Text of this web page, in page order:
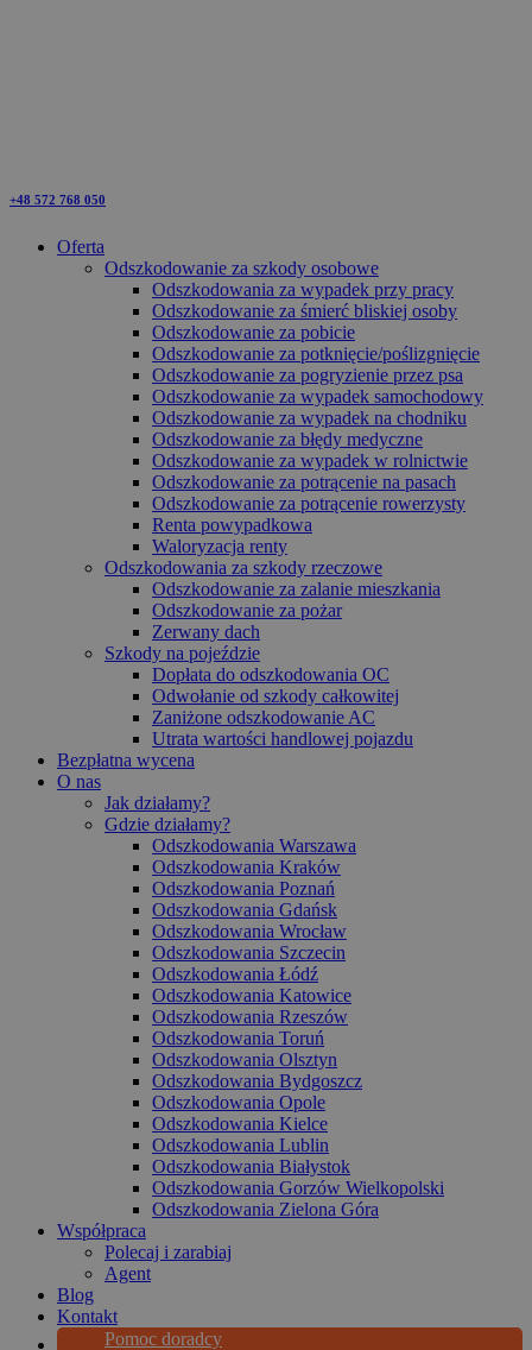
+48 572 768 050
Oferta
Odszkodowanie za szkody osobowe
Odszkodowania za wypadek przy pracy
Odszkodowanie za śmierć bliskiej osoby
Odszkodowanie za pobicie
Odszkodowanie za potknięcie/poślizgnięcie
Odszkodowanie za pogryzienie przez psa
Odszkodowanie za wypadek samochodowy
Odszkodowanie za wypadek na chodniku
Odszkodowanie za błędy medyczne
Odszkodowanie za wypadek w rolnictwie
Odszkodowanie za potrącenie na pasach
Odszkodowanie za potrącenie rowerzysty
Renta powypadkowa
Waloryzacja renty
Odszkodowania za szkody rzeczowe
Odszkodowanie za zalanie mieszkania
Odszkodowanie za pożar
Zerwany dach
Szkody na pojeździe
Dopłata do odszkodowania OC
Odwołanie od szkody całkowitej
Zaniżone odszkodowanie AC
Utrata wartości handlowej pojazdu
Bezpłatna wycena
O nas
Jak działamy?
Gdzie działamy?
Odszkodowania Warszawa
Odszkodowania Kraków
Odszkodowania Poznań
Odszkodowania Gdańsk
Odszkodowania Wrocław
Odszkodowania Szczecin
Odszkodowania Łódź
Odszkodowania Katowice
Odszkodowania Rzeszów
Odszkodowania Toruń
Odszkodowania Olsztyn
Odszkodowania Bydgoszcz
Odszkodowania Opole
Odszkodowania Kielce
Odszkodowania Lublin
Odszkodowania Białystok
Odszkodowania Gorzów Wielkopolski
Odszkodowania Zielona Góra
Współpraca
Polecaj i zarabiaj
Agent
Blog
Kontakt
Pomoc doradcy